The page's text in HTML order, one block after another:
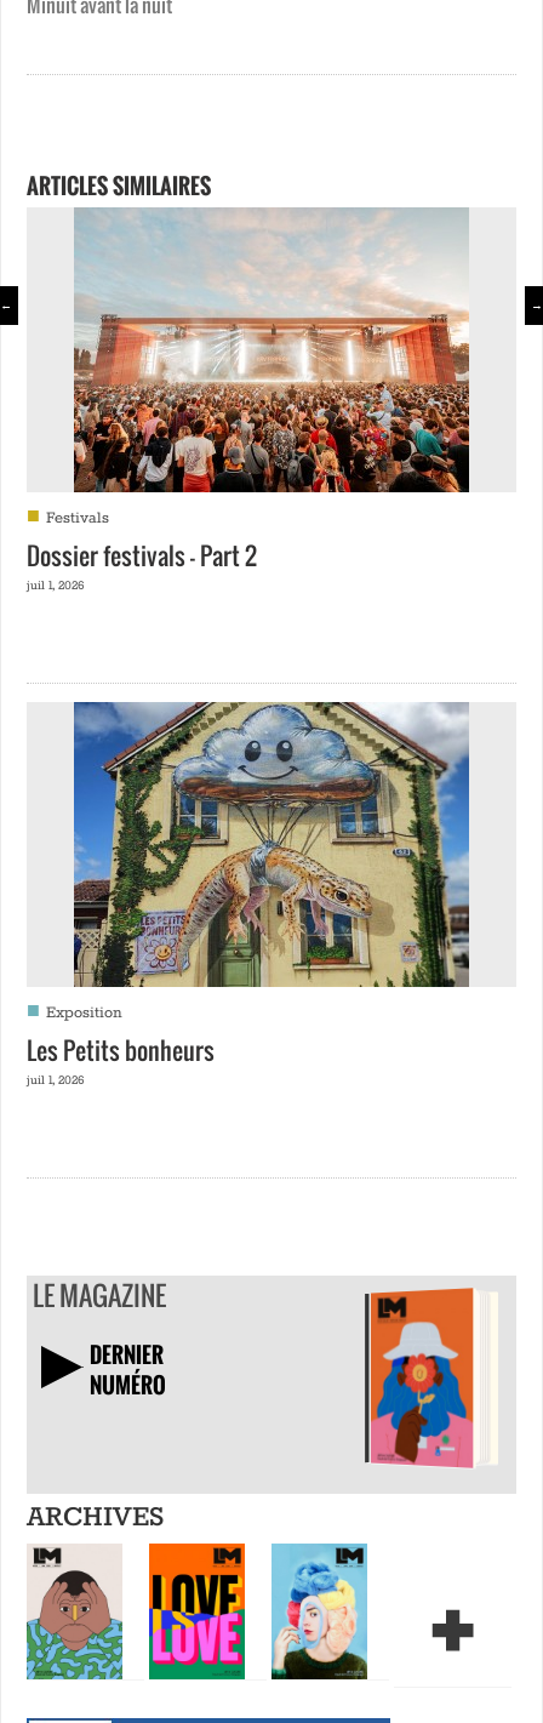
← →
ARTICLES SIMILAIRES
■ Festivals
Dossier festivals – Part 2
juil 1, 2026
■ Exposition
Les Petits bonheurs
juil 1, 2026
LE MAGAZINE
DERNIER
NUMÉRO
TÉLÉCHARGER
ARCHIVES +